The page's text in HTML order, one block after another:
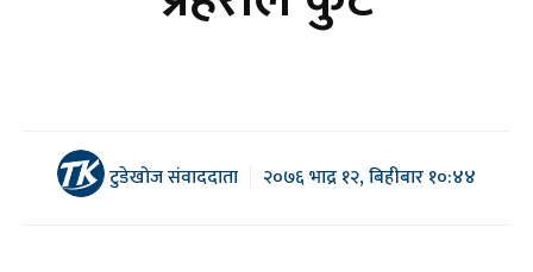
टुडेखोज संवाददाता २०७६ भाद्र १२, बिहीबार १०:४४